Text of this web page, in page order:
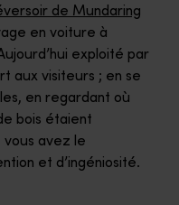
de Mundaring
en voiture à
exploité par
aux visiteurs ; en se
en regardant où
bois étaient
avez le
et d’ingéniosité.